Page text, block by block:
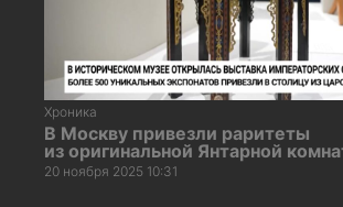
Хроника
В Москву привезли раритеты
из оригинальной Янтарной
20 ноября 2025 10:31